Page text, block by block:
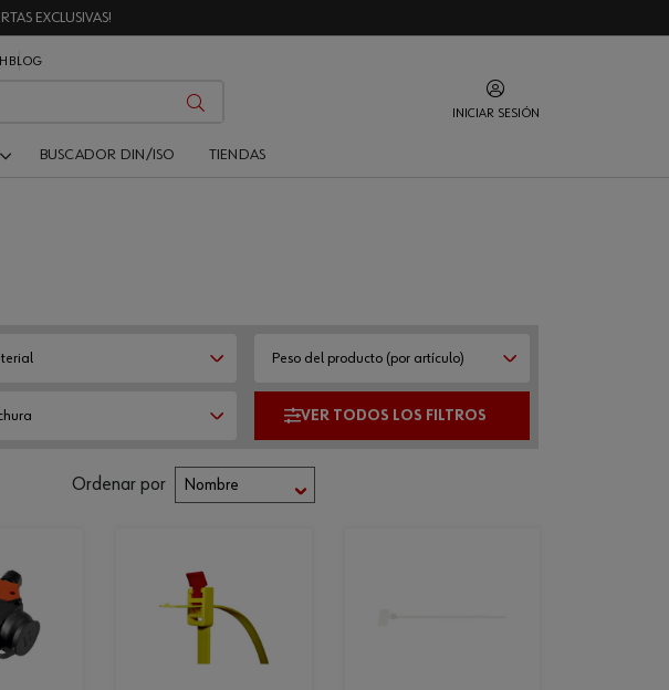
EXCLUSIVAS!
BLOG
INICIAR SESIÓN
BUSCADOR DIN/ISO TIENDAS
Peso del producto (por artículo)
Ordenar por